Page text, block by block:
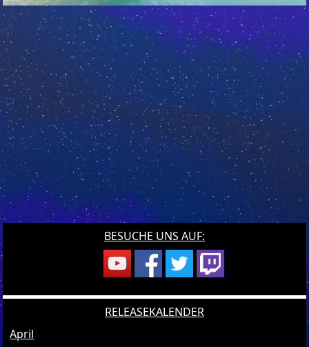
BESUCHE UNS AUF:
RELEASEKALENDER
April